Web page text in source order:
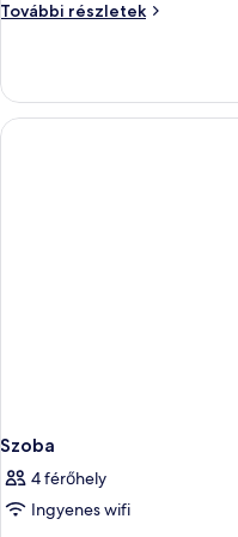
További részletek
Szoba
Szoba
4 férőhely
Ingyenes wifi